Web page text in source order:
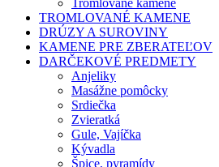
TROMLOVANÉ KAMENE
DRÚZY A SUROVINY
KAMENE PRE ZBERATEĽOV
DARČEKOVÉ PREDMETY
Anjeliky
Masážne pomôcky
Srdiečka
Zvieratká
Gule, Vajíčka
Kývadla
Špice, pyramídy